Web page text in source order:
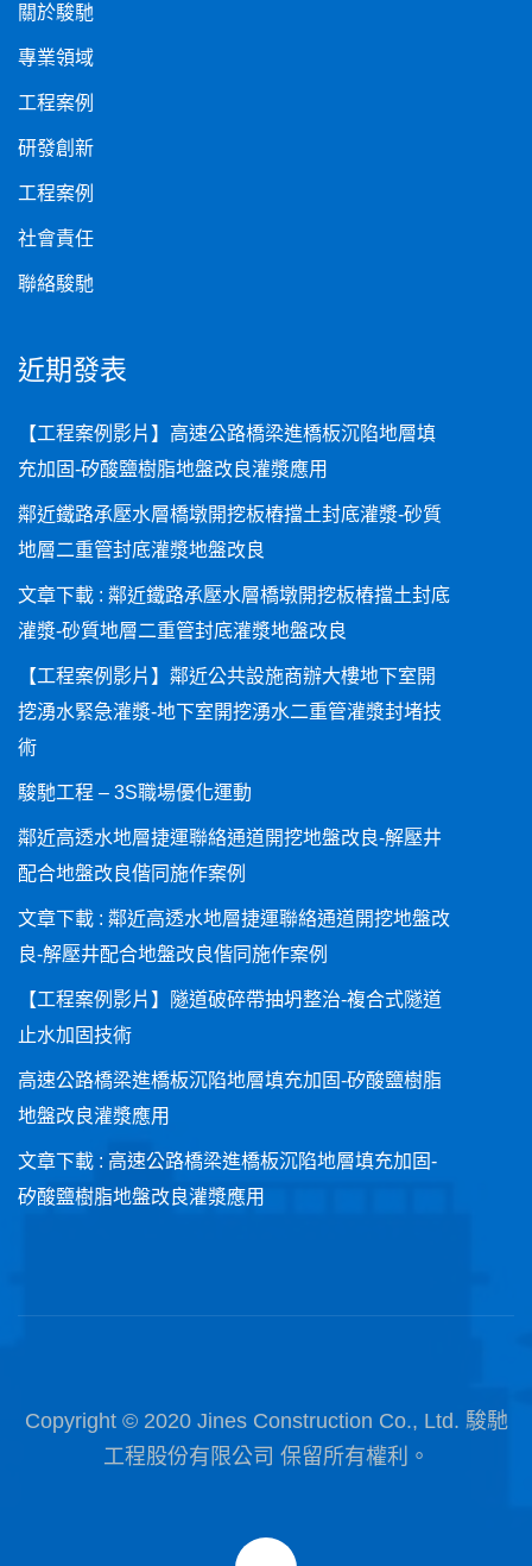
關於駿馳
專業領域
工程案例
研發創新
工程案例
社會責任
聯絡駿馳
近期發表
【工程案例影片】高速公路橋梁進橋板沉陷地層填
充加固-矽酸鹽樹脂地盤改良灌漿應用
鄰近鐵路承壓水層橋墩開挖板樁擋土封底灌漿-砂質
地層二重管封底灌漿地盤改良
文章下載 : 鄰近鐵路承壓水層橋墩開挖板樁擋土封底
灌漿-砂質地層二重管封底灌漿地盤改良
【工程案例影片】鄰近公共設施商辦大樓地下室開
挖湧水緊急灌漿-地下室開挖湧水二重管灌漿封堵技
術
駿馳工程 – 3S職場優化運動
鄰近高透水地層捷運聯絡通道開挖地盤改良-解壓井
配合地盤改良偕同施作案例
文章下載 : 鄰近高透水地層捷運聯絡通道開挖地盤改
良-解壓井配合地盤改良偕同施作案例
【工程案例影片】隧道破碎帶抽坍整治-複合式隧道
止水加固技術
高速公路橋梁進橋板沉陷地層填充加固-矽酸鹽樹脂
地盤改良灌漿應用
文章下載 : 高速公路橋梁進橋板沉陷地層填充加固-
矽酸鹽樹脂地盤改良灌漿應用
Copyright © 2020 Jines Construction Co., Ltd. 駿馳
工程股份有限公司 保留所有權利。